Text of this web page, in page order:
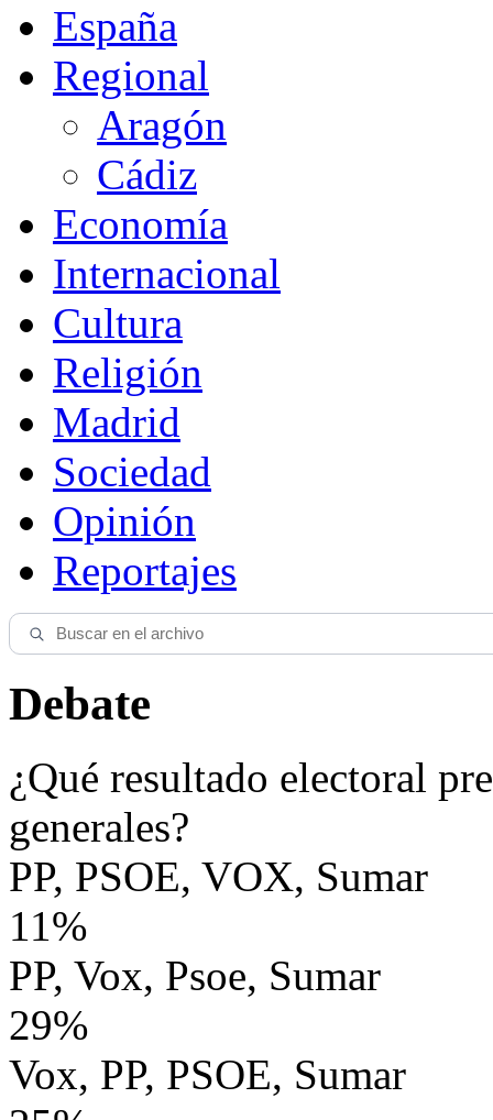
España
Regional
Aragón
Cádiz
Economía
Internacional
Cultura
Religión
Madrid
Sociedad
Opinión
Reportajes
Debate
¿Qué resultado electoral
generales?
PP, PSOE, VOX, Sumar
11%
PP, Vox, Psoe, Sumar
29%
Vox, PP, PSOE, Sumar